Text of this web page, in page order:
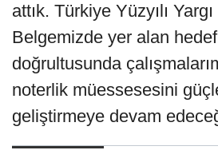
attık. Türkiye Yüzyılı
Belgemizde yer alan
doğrultusunda
noterlik müessesesini
geliştirmeye devam